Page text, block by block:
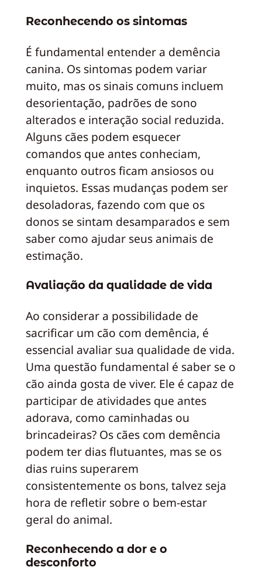
Reconhecendo os sintomas
É fundamental entender a demência
canina. Os sintomas podem variar
muito, mas os sinais comuns incluem
desorientação, padrões de sono
alterados e interação social reduzida.
Alguns cães podem esquecer
comandos que antes conheciam,
enquanto outros ficam ansiosos ou
inquietos. Essas mudanças podem ser
desoladoras, fazendo com que os
donos se sintam desamparados e sem
saber como ajudar seus animais de
estimação.
Avaliação da qualidade de vida
Ao considerar a possibilidade de
sacrificar um cão com demência, é
essencial avaliar sua qualidade de vida.
Uma questão fundamental é saber se o
cão ainda gosta de viver. Ele é capaz de
participar de atividades que antes
adorava, como caminhadas ou
brincadeiras? Os cães com demência
podem ter dias flutuantes, mas se os
dias ruins superarem
consistentemente os bons, talvez seja
hora de refletir sobre o bem-estar
geral do animal.
Reconhecendo a dor e o
desconforto